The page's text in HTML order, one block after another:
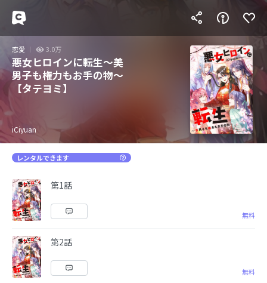
恋愛 3.0万
悪女ヒロインに転生～美
男子も権力もお手の物～
【タテヨミ】
iCiyuan
レンタルできます
第1話
無料
第2話
無料